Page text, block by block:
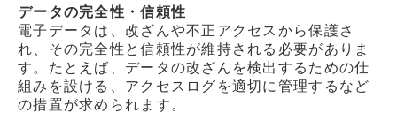
データの完全性・信頼性
電子データは、改ざんや不正アクセスから保護さ
れ、その完全性と信頼性が維持される必要がありま
す。たとえば、データの改ざんを検出するための仕
組みを設ける、アクセスログを適切に管理するなど
の措置が求められます。